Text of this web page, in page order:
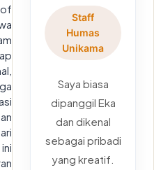
Staff
Humas
Unikama
Saya biasa
dipanggil Eka
dan dikenal
sebagai pribadi
yang kreatif.